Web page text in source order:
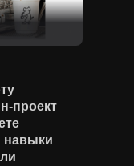
проект
навыки